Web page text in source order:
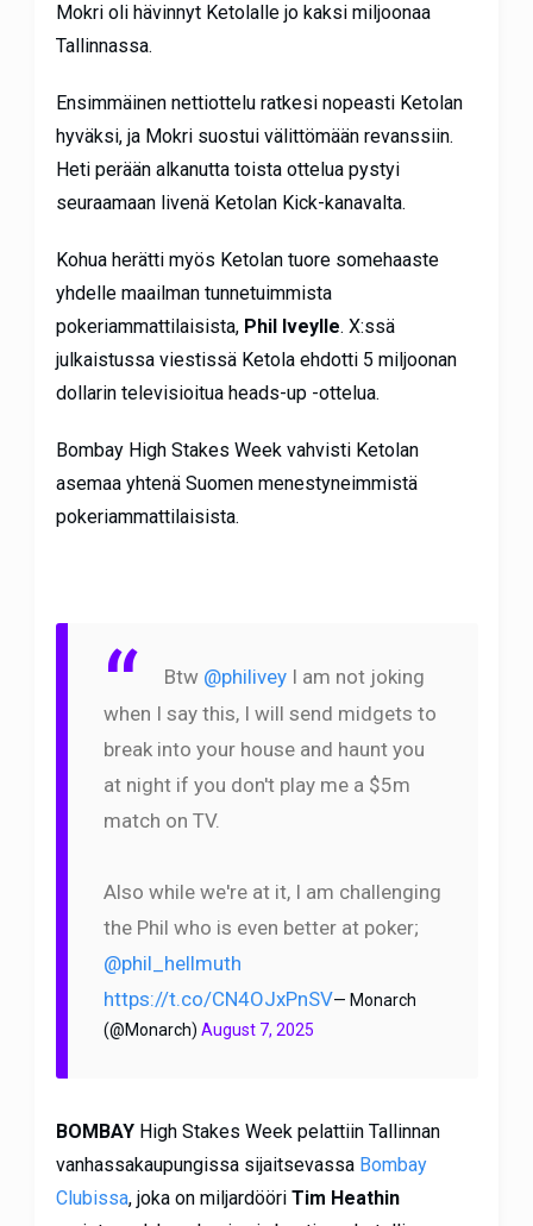
Mokri oli hävinnyt Ketolalle jo kaksi miljoonaa
Tallinnassa.
Ensimmäinen nettiottelu ratkesi nopeasti Ketolan
hyväksi, ja Mokri suostui välittömään revanssiin.
Heti perään alkanutta toista ottelua pystyi
seuraamaan livenä Ketolan Kick-kanavalta.
Kohua herätti myös Ketolan tuore somehaaste
yhdelle maailman tunnetuimmista
pokeriammattilaisista, Phil Iveylle. X:ssä
julkaistussa viestissä Ketola ehdotti 5 miljoonan
dollarin televisioitua heads-up -ottelua.
Bombay High Stakes Week vahvisti Ketolan
asemaa yhtenä Suomen menestyneimmistä
pokeriammattilaisista.
Btw @philiveyI am not joking
when I say this, I will send midgets to
break into your house and haunt you
at night if you don't play me a $5m
match on TV.
Also while we're at it, I am challenging
the Phil who is even better at poker;
@phil_hellmuth
https://t.co/CN4OJxPnSV— Monarch
(@Monarch) August 7, 2025
BOMBAY High Stakes Week pelattiin Tallinnan
vanhassakaupungissa sijaitsevassa Bombay
Clubissa, joka on miljardööri Tim Heathin